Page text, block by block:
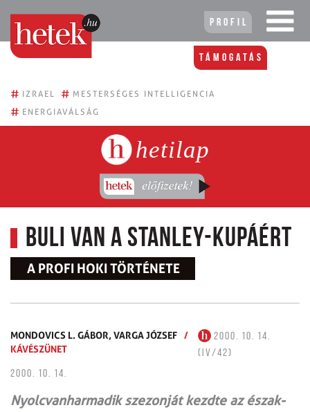
Profil
Támogatás
# IZRAEL # MESTERSÉGES INTELLIGENCIA
# ENERGIAVÁLSÁG
hetilap
Buli van a Stanley-kupáért
A PROFI HOKI TÖRTÉNETE
MONDOVICS L. GÁBOR,VARGA JÓZSEF /
KÁVÉSZÜNET
2000. 10. 14.
(IV/42)
2000. 10. 14.
Nyolcvanharmadik szezonját kezdte az észak-